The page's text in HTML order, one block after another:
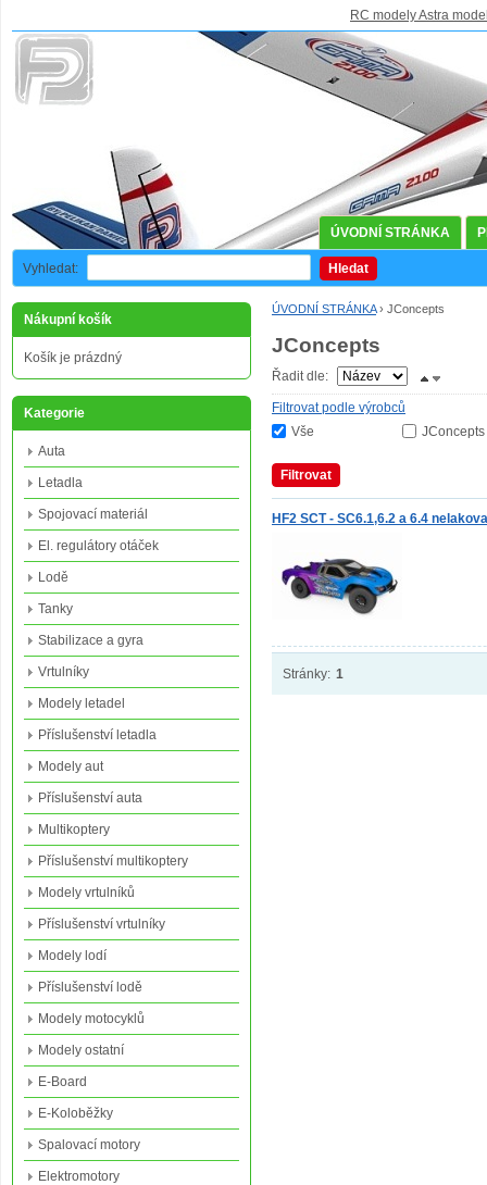
RC modely Astra
Vyhledat: Hledat
ÚVODNÍ STRÁNKA
ÚVODNÍ STRÁNKA › JConcepts
JConcepts
Řadit dle:
Filtrovat podle výrobců
Vše
JConcepts
Filtrovat
HF2 SCT - SC6.1,6.2 a 6.4
Stránky: 1
Nákupní košík
Košík je prázdný
Kategorie
Auta
Letadla
Spojovací materiál
El. regulátory otáček
Lodě
Tanky
Stabilizace a gyra
Vrtulníky
Modely letadel
Příslušenství letadla
Modely aut
Příslušenství auta
Multikoptery
Příslušenství multikoptery
Modely vrtulníků
Příslušenství vrtulníky
Modely lodí
Příslušenství lodě
Modely motocyklů
Modely ostatní
E-Board
E-Koloběžky
Spalovací motory
Elektromotory